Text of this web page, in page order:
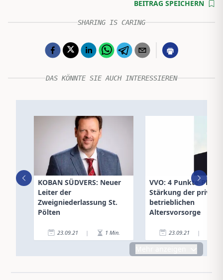
BEITRAG SPEICHERN
SHARING IS CARING
DAS KÖNNTE SIE AUCH INTERESSIEREN
KOBAN SÜDVERS: Neuer
Leiter der
Zweigniederlassung St.
Pölten
23.09.21 | 1 Min.
VVO: 4 Punkte-Plan
Stärkung der
betrieblichen
Altersvorsorge
23.09.21 |